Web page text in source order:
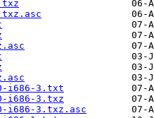
i686-3.txt
i686-3.txz
i686-3.txz.asc